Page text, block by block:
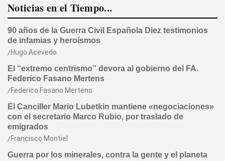
Noticias en el Tiempo...
90 años de la Guerra Civil Española Diez testimonios
de infamias y heroísmos
Hugo Acevedo
El “extremo centrismo” devora al gobierno del FA.
Federico Fasano Mertens
Federico Fasano Mertens
El Canciller Mario Lubetkin mantiene «negociaciones»
con el secretario Marco Rubio, por traslado de
emigrados
Francisco Montiel
Guerra por los minerales, contra la gente y el planeta